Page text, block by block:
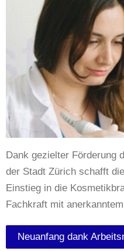
Dank gezielter Förderung
der Stadt Zürich schafft
Einstieg in die
Fachkraft mit
Neuanfang dank